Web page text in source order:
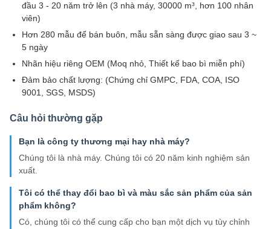
đầu 3 - 20 năm trở lên (3 nhà máy, 30000 m³, hơn 100 nhân
viên)
Hơn 280 mẫu để bán buôn, mẫu sẵn sàng được giao sau 3 ~
5 ngày
Nhãn hiệu riêng OEM (Moq nhỏ, Thiết kế bao bì miễn phí)
Đảm bảo chất lượng: (Chứng chỉ GMPC, FDA, COA, ISO
9001, SGS, MSDS)
Câu hỏi thường gặp
Bạn là công ty thương mại hay nhà máy?
Chúng tôi là nhà máy. Chúng tôi có 20 năm kinh nghiệm sản
xuất.
Tôi có thể thay đổi bao bì và màu sắc sản phẩm của sản
phẩm không?
Có, chúng tôi có thể cung cấp cho bạn một dịch vụ tùy chỉnh